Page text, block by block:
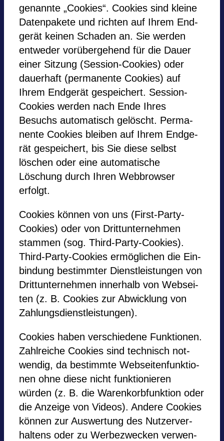
genannte „Coo­kies“. Coo­kies sind kleine
Daten­pa­kete und rich­ten auf Ihrem End­
ge­rät kei­nen Scha­den an. Sie wer­den
ent­we­der vorübergehend für die Dauer
einer Sit­zung (Ses­sion-Coo­kies) oder
dau­er­haft (per­ma­nente Coo­kies) auf
Ihrem End­ge­rät gespei­chert. Ses­sion-
Coo­kies wer­den nach Ende Ihres
Besuchs auto­ma­tisch gelöscht. Per­ma­
nente Coo­kies blei­ben auf Ihrem End­ge­
rät gespei­chert, bis Sie diese selbst
löschen oder eine auto­ma­ti­sche
Löschung durch Ihren Web­brow­ser
erfolgt.
Coo­kies kön­nen von uns (First-Party-
Coo­kies) oder von Dritt­un­ter­neh­men
stam­men (sog. Third-Party-Coo­kies).
Third-Party-Coo­kies ermög­li­chen die Ein­
bin­dung bestimm­ter Dienst­leis­tun­gen von
Dritt­un­ter­neh­men inner­halb von Web­sei­
ten (z. B. Coo­kies zur Abwick­lung von
Zah­lungs­dienst­leis­tun­gen).
Coo­kies haben ver­schie­dene Funk­tio­nen.
Zahl­rei­che Coo­kies sind tech­nisch not­
wen­dig, da bestimmte Web­sei­ten­funk­tio­
nen ohne diese nicht funk­tio­nie­ren
würden (z. B. die Waren­korb­funk­tion oder
die Anzeige von Videos). Andere Coo­kies
kön­nen zur Aus­wer­tung des Nut­zer­ver­
hal­tens oder zu Wer­be­zwe­cken ver­wen­